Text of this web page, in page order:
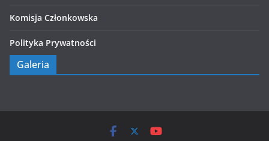
Komisja Członkowska
Polityka Prywatności
Galeria